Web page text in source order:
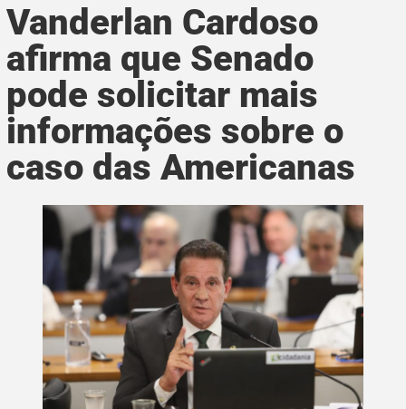
Vanderlan Cardoso
afirma que Senado
pode solicitar mais
informações sobre o
caso das Americanas